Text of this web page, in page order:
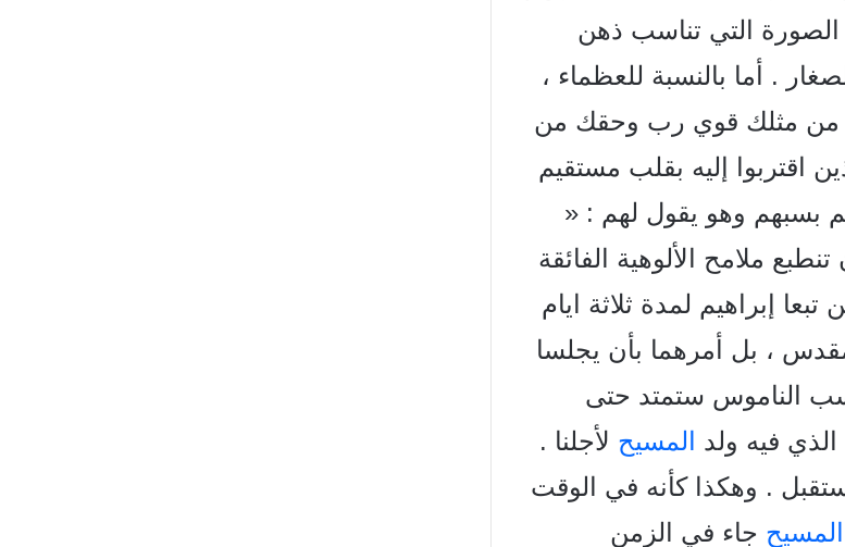
التي تناسب ذهن
. أما بالنسبة للعظماء ،
من مثلك قوي رب وحقك من
الذين اقتربوا إليه بقلب مستقیم
بسبهم وهو يقول لهم : «
إلى أن تنطبع ملامح الألوهية الفائقة
إبراهيم لمدة ثلاثة ايام
، بل أمرهما بأن يجلسا
الناموس ستمتد حتى
الذي فيه ولد
المسيح لأجلنا .
. وهكذا كأنه في الوقت
المسيح جاء في الزمن